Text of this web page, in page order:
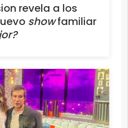
revela a los
showfamiliar